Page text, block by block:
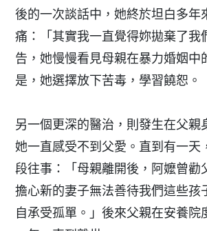
後的一次談話中，她終於坦白多年
痛：「其實我一直覺得妳拋棄了我
告，她慢慢看見母親在暴力婚姻中
是，她選擇放下苦毒，學習饒恕。
另一個更深的醫治，則發生在父
她一直感受不到父愛。直到有一天
段往事：「母親離開後，阿嬤曾勸
擔心新的妻子無法善待我們這些孩
自承受孤單。」後來父親在安養院